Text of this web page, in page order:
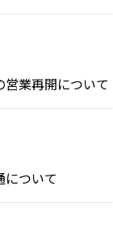
営業再開について
について